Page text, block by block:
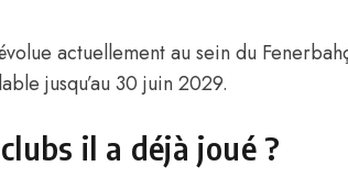
actuellement au sein du
jusqu’au 30 juin 2029.
il a déjà joué ?